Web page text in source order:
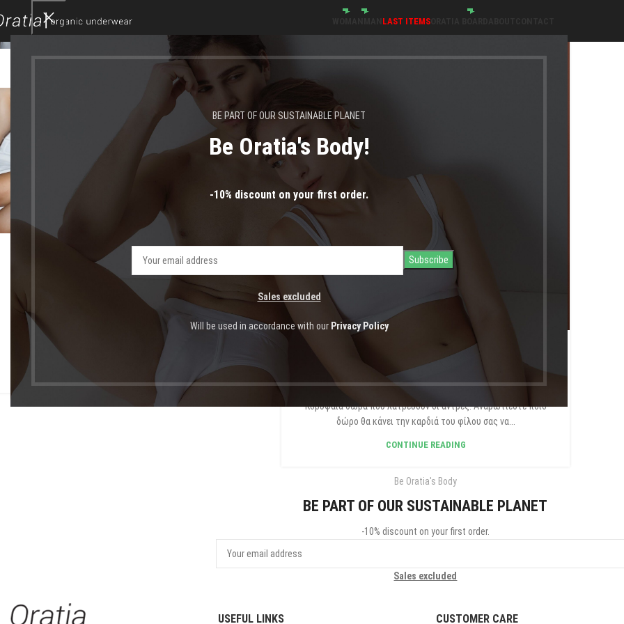
BE PART OF OUR SUSTAINABLE PLANET
Be Oratia's Body!
-10% discount on your first order.
Sales excluded
Will be used in accordance with our Privacy Policy
LAST ITEMS
BLOG GR
Τι να κάνω την ημέρα του Αγίου
Βαλεντίνου
Κάνε την ημέρα του Αγίου Βαλεντίνου να μείνει αξέχαστη Η
Ημέρα του Αγίου Βαλεντίνου είναι μια γιο...
CONTINUE READING
01
ΦΕΒ
BLOG GR
Τι δώρο να πάρω στο αγόρι μου
Κορυφαία δώρα που λατρεύουν οι άντρες. Αναρωτιέστε ποιο
δώρο θα κάνει την καρδιά του φίλου σας να...
CONTINUE READING
Be Oratia's Body
BE PART OF OUR SUSTAINABLE PLANET
-10% discount on your first order.
Sales excluded
USEFUL LINKS CUSTOMER CARE